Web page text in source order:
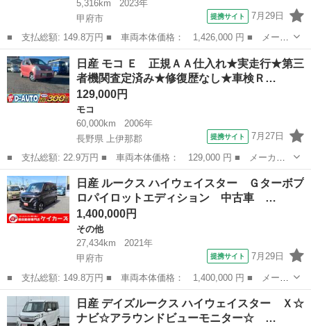
5,316km
2023年
甲府市
提携サイト 7月29日
■ 支払総額: 149.8万円 ■ 車両本体価格： 1,426,000 円 ■ メーカ
ー名： 日産 ■ 車種名： サクラ ■ グレード名： Ｘ 日産純正
ナビ アラウンドビューモニター Ｂｌｕｅｔｏｏｔｈ 電気自動
車 ＬＥＤ...
山梨 甲府市 日産
日産 モコ Ｅ 正規ＡＡ仕入れ★実走行★第三
者機関査定済み★修復歴なし★車検Ｒ…
129,000円
モコ
60,000km
2006年
長野県 上伊那郡
提携サイト 7月27日
■ 支払総額: 22.9万円 ■ 車両本体価格： 129,000 円 ■ メーカー
名： 日産 ■ 車種名： モコ ■ グレード名： Ｅ 正規ＡＡ仕入
れ★実走行★第三者機関査定済み★修復歴なし★車検Ｒ８年３月まで
★即納車★Ｅ...
長野 上伊那郡 モコ
日産 ルークス ハイウェイスター Ｇターボプ
ロパイロットエディション 中古車 …
1,400,000円
その他
27,434km
2021年
甲府市
提携サイト 7月29日
■ 支払総額: 149.8万円 ■ 車両本体価格： 1,400,000 円 ■ メーカ
ー名： 日産 ■ 車種名： ルークス ■ グレード名： ハイウェイ
スター Ｇターボプロパイロットエディション 中古車 ターボ車
インテリ...
山梨 甲府市 その他
日産 デイズルークス ハイウェイスター Ｘ☆
ナビ☆アラウンドビューモニター☆ …